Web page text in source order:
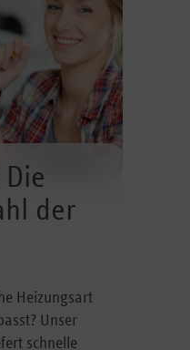
Die
der
Heizungsart
Unser
schnelle